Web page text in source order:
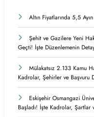
Altın Fiyatlarında 5,5
Şehit ve Gazilere Yeni
Geçti! İşte Düzenlemenin
Mülakatsız 2.133 Kamu
Kadrolar, Şehirler ve Başvuru
Eskişehir Osmangazi
Başladı! İşte Kadrolar, Şartlar